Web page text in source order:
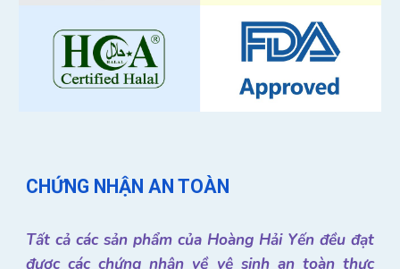
CHỨNG NHẬN AN TOÀN
Tất cả các sản phẩm của Hoàng Hải Yến đều đạt
được các chứng nhận về vệ sinh an toàn thực